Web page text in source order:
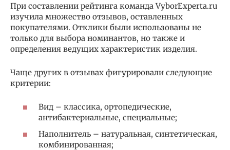
При составлении рейтинга команда VyborExperta.ru
изучила множество отзывов, оставленных
покупателями. Отклики были использованы не
только для выбора номинантов, но также и
определения ведущих характеристик изделия.
Чаще других в отзывах фигурировали следующие
критерии:
Вид – классика, ортопедические,
антибактериальные, специальные;
Наполнитель – натуральная, синтетическая,
комбинированная;